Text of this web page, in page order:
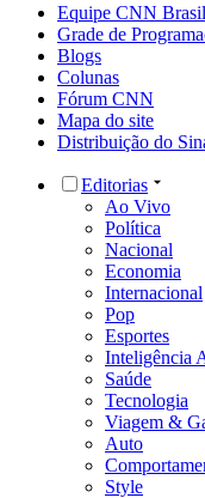
Equipe CNN Brasil
Grade de
Blogs
Colunas
Fórum CNN
Mapa do site
Distribuição do
Editorias
Ao Vivo
Política
Nacional
Economia
Internacional
Pop
Esportes
Inteligência
Saúde
Tecnologia
Viagem &
Auto
Style